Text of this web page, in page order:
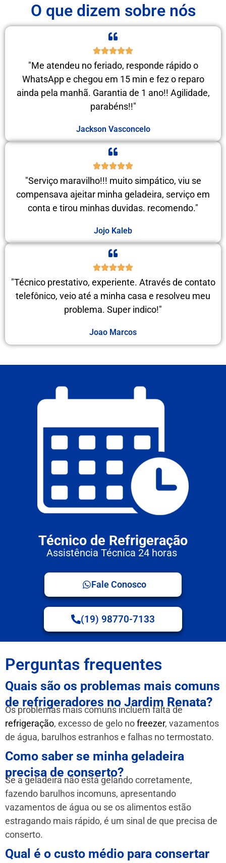
O que dizem sobre nós
"Me atendeu no feriado, responde rápido o
WhatsApp e chegou em 15 min e fez o reparo
ainda pela manhã. Garantia de 1 ano!! Agilidade,
parabéns!!"
Jackson Vasconcelo
"Serviço maravilho!!! muito simpático, viu se
compensava ajeitar minha geladeira, serviço em
conta e tirou minhas duvidas. recomendo."
Jojo Kaleb
"Técnico prestativo, experiente. Através de contato
telefônico, veio até a minha casa e resolveu meu
problema. Super indico!"
Joao Marcos
Técnico de Refrigeração
Assistência Técnica 24 horas
Fale Conosco
(19) 98770-7133
Perguntas frequentes
Quais são os problemas mais comuns
de refrigeradores no Jardim Renata?
Os problemas mais comuns incluem falta de
refrigeração, excesso de gelo nofreezer, vazamentos
de água, barulhos estranhos e falhas no termostato.
Como saber se minha geladeira
precisa de conserto?
Se a geladeira não está gelando corretamente,
fazendo barulhos incomuns, apresentando
vazamentos de água ou se os alimentos estão
estragando mais rápido, é um sinal de que precisa de
conserto.
Qual é o custo médio para consertar